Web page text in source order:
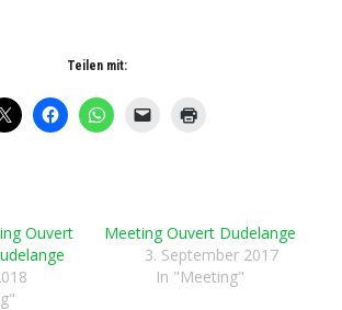
Teilen mit:
Ouvert
Meeting Ouvert Dudelange
3. September 2017
In "Meeting"